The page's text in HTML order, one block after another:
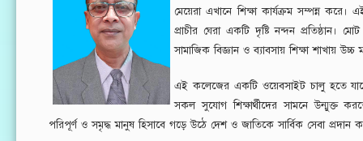
মেয়েরা এখানে শিক্ষা কার্যক্রম সম্পন্ন
প্রাচীর ঘেরা একটি দৃষ্টি নন্দন প্রতিষ্ঠান।
সামাজিক বিজ্ঞান ও ব্যাবসায় শিক্ষা শাখায় উচ্চ
এই কলেজের একটি ওয়েবসাইট চালু হতে
সকল সুযোগ শিক্ষার্থীদের সামনে উন্মুক্ত
পরিপূর্ণ ও সমৃদ্ধ মানুষ হিসাবে গড়ে উঠে দেশ ও জাতিকে সার্বিক সেবা